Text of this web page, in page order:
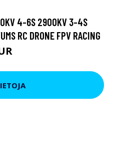
4-6S 2900KV 3-4S
RC DRONE FPV RACING